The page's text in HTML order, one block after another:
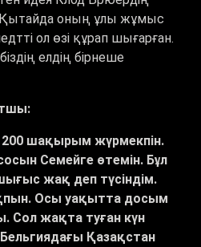
оның ұлы жұмыс
ол өзі құрап шығарған.
елдің бірнеше
шақырым жүрмекпін.
Семейге өтемін. Бұл
жақ деп түсіндім.
Осы уақытта досым
Сол жақта туған күн
Қазақстан